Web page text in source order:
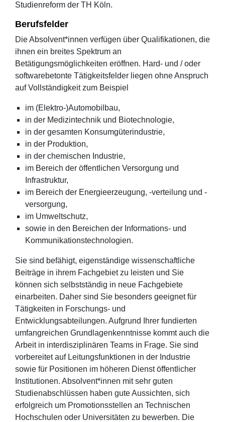
Studienreform der TH Köln.
Berufsfelder
Die Absolvent*innen verfügen über Qualifikationen, die
ihnen ein breites Spektrum an
Betätigungsmöglichkeiten eröffnen. Hard- und / oder
softwarebetonte Tätigkeitsfelder liegen ohne Anspruch
auf Vollständigkeit zum Beispiel
im (Elektro-)Automobilbau,
in der Medizintechnik und Biotechnologie,
in der gesamten Konsumgüterindustrie,
in der Produktion,
in der chemischen Industrie,
im Bereich der öffentlichen Versorgung und
Infrastruktur,
im Bereich der Energieerzeugung, -verteilung und -
versorgung,
im Umweltschutz,
sowie in den Bereichen der Informations- und
Kommunikationstechnologien.
Sie sind befähigt, eigenständige wissenschaftliche
Beiträge in ihrem Fachgebiet zu leisten und Sie
können sich selbstständig in neue Fachgebiete
einarbeiten. Daher sind Sie besonders geeignet für
Tätigkeiten in Forschungs- und
Entwicklungsabteilungen. Aufgrund Ihrer fundierten
umfangreichen Grundlagenkenntnisse kommt auch die
Arbeit in interdisziplinären Teams in Frage. Sie sind
vorbereitet auf Leitungsfunktionen in der Industrie
sowie für Positionen im höheren Dienst öffentlicher
Institutionen. Absolvent*innen mit sehr guten
Studienabschlüssen haben gute Aussichten, sich
erfolgreich um Promotionsstellen an Technischen
Hochschulen oder Universitäten zu bewerben. Die